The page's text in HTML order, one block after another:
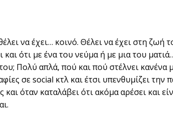
να έχει… κοινό. Θέλει να έχει στη ζωή
και ότι με ένα του νεύμα ή με μια του
Πολύ απλά, πού και πού στέλνει
σε social κτλ και έτσι υπενθυμίζει την
και όταν καταλάβει ότι ακόμα αρέσει και